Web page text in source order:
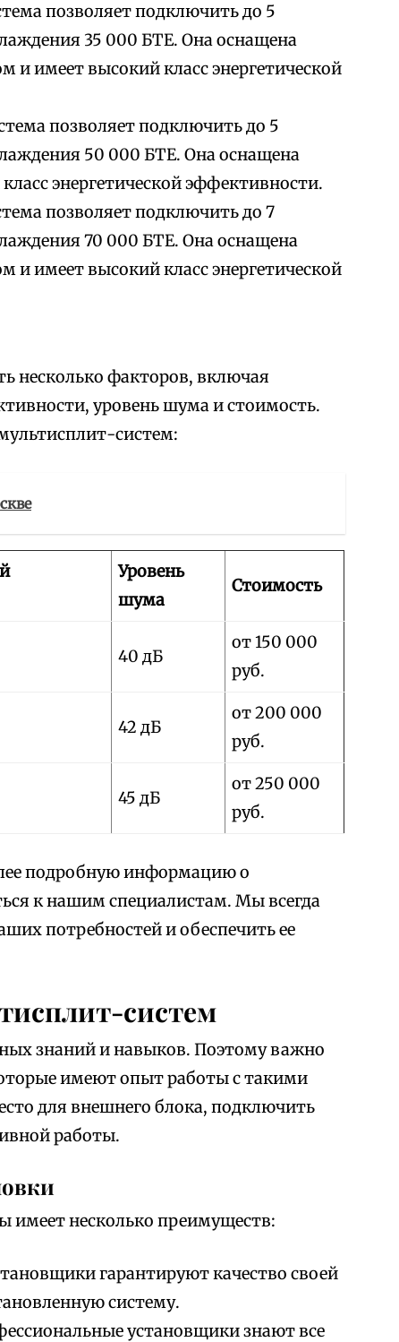
позволяет подключить до 5
35 000 БТЕ. Она оснащена
имеет высокий класс энергетической
позволяет подключить до 5
50 000 БТЕ. Она оснащена
энергетической эффективности.
позволяет подключить до 7
70 000 БТЕ. Она оснащена
имеет высокий класс энергетической
несколько факторов, включая
уровень шума и стоимость.
систем:
Уровень
шума
Стоимость
40 дБ
от 150 000
руб.
42 дБ
от 200 000
руб.
45 дБ
от 250 000
руб.
подробную информацию о
к нашим специалистам. Мы всегда
потребностей и обеспечить ее
систем
знаний и навыков. Поэтому важно
имеют опыт работы с такими
для внешнего блока, подключить
работы.
имеет несколько преимуществ:
гарантируют качество своей
систему.
установщики знают все